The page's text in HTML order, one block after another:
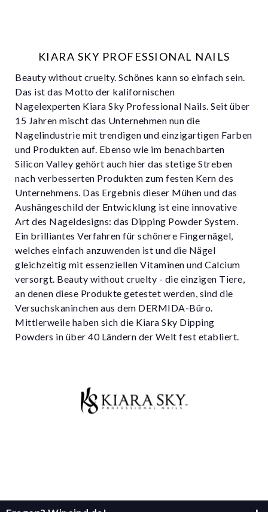
KIARA SKY PROFESSIONAL NAILS
Beauty without cruelty. Schönes kann so einfach sein.
Das ist das Motto der kalifornischen
Nagelexperten Kiara Sky Professional Nails. Seit über
15 Jahren mischt das Unternehmen nun die
Nagelindustrie mit trendigen und einzigartigen Farben
und Produkten auf. Ebenso wie im benachbarten
Silicon Valley gehört auch hier das stetige Streben
nach verbesserten Produkten zum festen Kern des
Unternehmens. Das Ergebnis dieser Mühen und das
Aushängeschild der Entwicklung ist eine innovative
Art des Nageldesigns: das Dipping Powder System.
Ein brilliantes Verfahren für schönere Fingernägel,
welches einfach anzuwenden ist und die Nägel
gleichzeitig mit essenziellen Vitaminen und Calcium
versorgt. Beauty without cruelty - die einzigen Tiere,
an denen diese Produkte getestet werden, sind die
Versuchskaninchen aus dem DERMIDA-Büro.
Mittlerweile haben sich die Kiara Sky Dipping
Powders in über 40 Ländern der Welt fest etabliert.